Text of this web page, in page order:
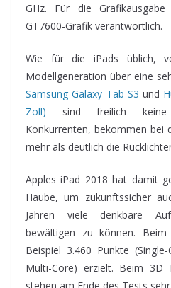
GHz. Für die
GT7600-Grafik verantwortlich.
Wie für die iPads üblich,
Modellgeneration über eine
Samsung Galaxy Tab S3 und
Zoll) sind freilich keine
Konkurrenten, bekommen bei
mehr als deutlich die
Apples iPad 2018 hat damit
Haube, um zukunftssicher
Jahren viele denkbare
bewältigen zu können.
Beispiel 3.460 Punkte
Multi-Core) erzielt. Beim 3D